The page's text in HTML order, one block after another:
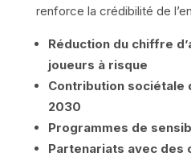
renforce la crédibilité de
Réduction du chiffre
joueurs à risque
Contribution sociétale
2030
Programmes de
Partenariats avec des